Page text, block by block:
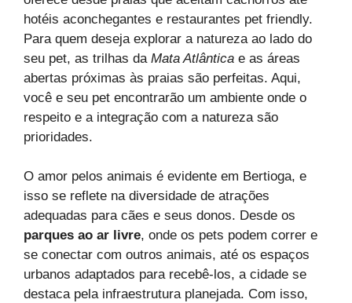
hotéis aconchegantes e restaurantes pet friendly.
Para quem deseja explorar a natureza ao lado do
seu pet, as trilhas da Mata Atlântica e as áreas
abertas próximas às praias são perfeitas. Aqui,
você e seu pet encontrarão um ambiente onde o
respeito e a integração com a natureza são
prioridades.
O amor pelos animais é evidente em Bertioga, e
isso se reflete na diversidade de atrações
adequadas para cães e seus donos. Desde os
parques ao ar livre, onde os pets podem correr e
se conectar com outros animais, até os espaços
urbanos adaptados para recebê-los, a cidade se
destaca pela infraestrutura planejada. Com isso,